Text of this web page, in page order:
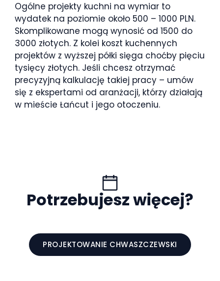
Ogólne projekty kuchni na wymiar to
wydatek na poziomie około 500 – 1000 PLN.
Skomplikowane mogą wynosić od 1500 do
3000 złotych. Z kolei koszt kuchennych
projektów z wyższej półki sięga choćby pięciu
tysięcy złotych. Jeśli chcesz otrzymać
precyzyjną kalkulację takiej pracy – umów
się z ekspertami od aranżacji, którzy działają
w mieście Łańcut i jego otoczeniu.
Potrzebujesz więcej?
PROJEKTOWANIE CHWASZCZEWSKI